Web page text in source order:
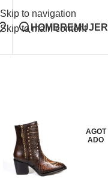
Skip to navigation
Skip to main content
HOMBREMUJER
AGOT
ADO